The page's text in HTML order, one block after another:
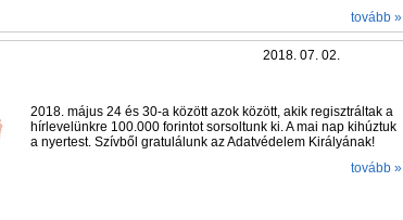
tovább »
2018. 07. 02.
2018. május 24 és 30-a között azok között, akik regisztráltak a
hírlevelünkre 100.000 forintot sorsoltunk ki. A mai nap kihúztuk
a nyertest. Szívből gratulálunk az Adatvédelem Királyának!
tovább »